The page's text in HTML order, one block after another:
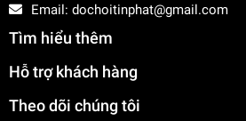
Email: dochoitinphat@gmail.com
Tìm hiểu thêm
Hỗ trợ khách hàng
Theo dõi chúng tôi